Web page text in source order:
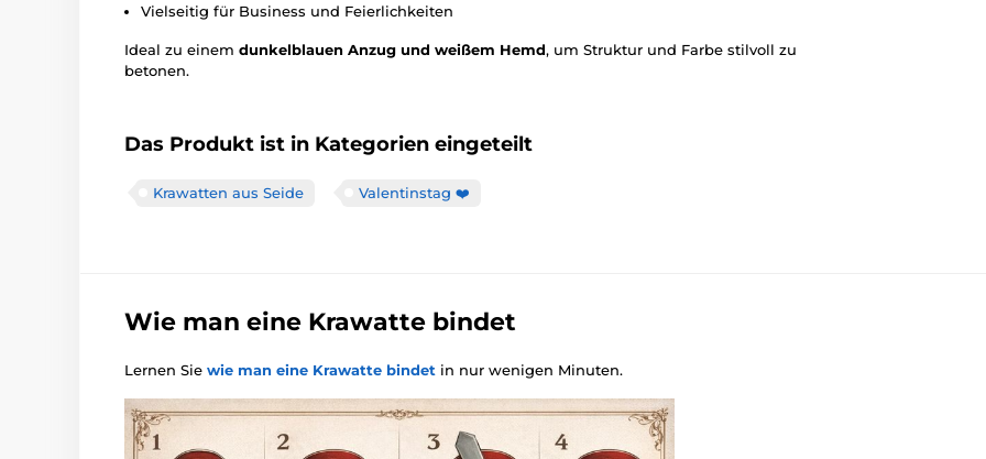
Vielseitig für Business und Feierlichkeiten
Ideal zu einem dunkelblauen Anzug und weißem Hemd, um Struktur und Farbe stilvoll zu
betonen.
Das Produkt ist in Kategorien eingeteilt
Krawatten aus Seide Valentinstag ❤️
Wie man eine Krawatte bindet
Lernen Sie wie man eine Krawatte bindet in nur wenigen Minuten.